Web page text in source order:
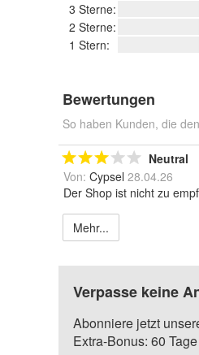
3 Sterne:
2 Sterne:
1 Stern:
Bewertungen
So haben Kunden, die
Neutral
Von: Cypsel 28.04.26
Der Shop ist nicht zu
Mehr...
Verpasse keine
Abonniere jetzt
Extra-Bonus: 60